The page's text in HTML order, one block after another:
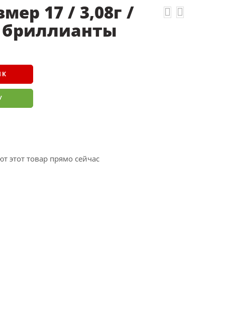
17 / 3,08г /
бриллианты
этот товар прямо сейчас